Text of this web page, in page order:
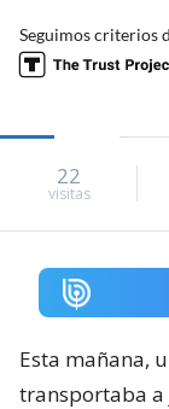
Seguimos criterios
22
visitas
Esta mañana,
transportaba a